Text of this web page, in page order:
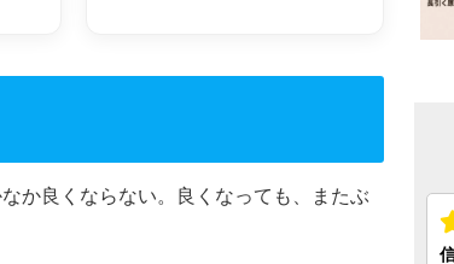
か良くならない。良くなっても、またぶ